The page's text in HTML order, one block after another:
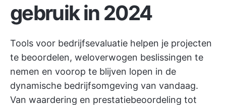
gebruik in 2024
Tools voor bedrijfsevaluatie helpen je projecten
te beoordelen, weloverwogen beslissingen te
nemen en voorop te blijven lopen in de
dynamische bedrijfsomgeving van vandaag.
Van waardering en prestatiebeoordeling tot